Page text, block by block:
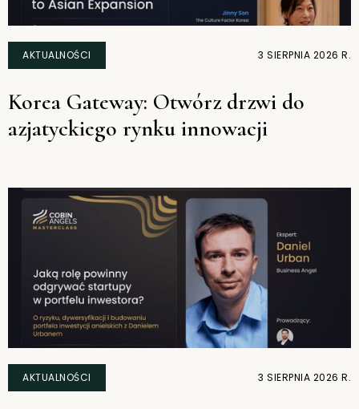
AKTUALNOŚCI 3 SIERPNIA 2026 R.
Korea Gateway: Otwórz drzwi do
azjatyckiego rynku innowacji
AKTUALNOŚCI 3 SIERPNIA 2026 R.